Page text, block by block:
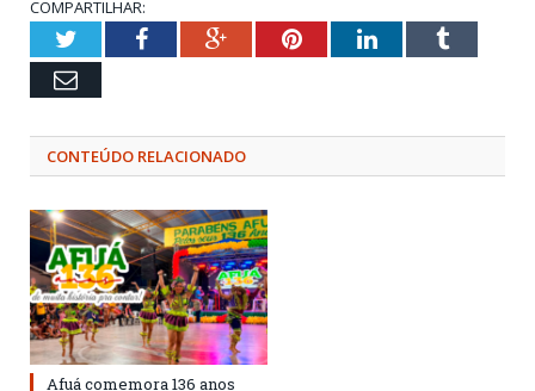
COMPARTILHAR:
TwitterFacebookGoogle+PinterestLinkedInTumblr
Email
CONTEÚDO RELACIONADO
Afuá comemora 136 anos